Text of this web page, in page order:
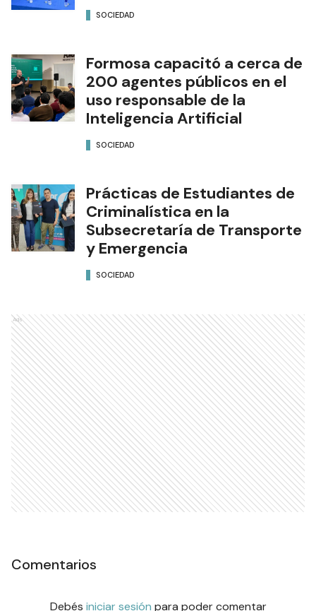
SOCIEDAD
Formosa capacitó a cerca de
200 agentes públicos en el
uso responsable de la
Inteligencia Artificial
SOCIEDAD
Prácticas de Estudiantes de
Criminalística en la
Subsecretaría de Transporte
y Emergencia
SOCIEDAD
Ads
Comentarios
Debés iniciar sesión para poder comentar